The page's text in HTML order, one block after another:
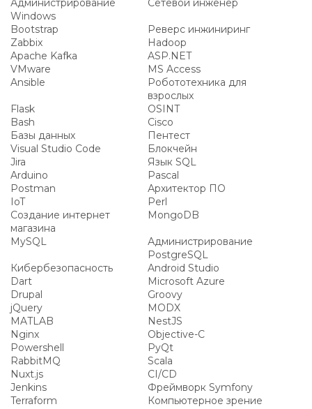
Администрирование
Windows
Сетевой инженер
Bootstrap
Реверс инжиниринг
Zabbix
Hadoop
Apache Kafka
ASP.NET
VMware
MS Access
Ansible
Робототехника для
взрослых
Flask
OSINT
Bash
Cisco
Базы данных
Пентест
Visual Studio Code
Блокчейн
Jira
Язык SQL
Arduino
Pascal
Postman
Архитектор ПО
IoT
Perl
Создание интернет
магазина
MongoDB
MySQL
Администрирование
PostgreSQL
Кибербезопасность
Android Studio
Dart
Microsoft Azure
Drupal
Groovy
jQuery
MODX
MATLAB
NestJS
Nginx
Objective-C
Powershell
PyQt
RabbitMQ
Scala
Nuxt.js
CI/CD
Jenkins
Фреймворк Symfony
Terraform
Компьютерное зрение